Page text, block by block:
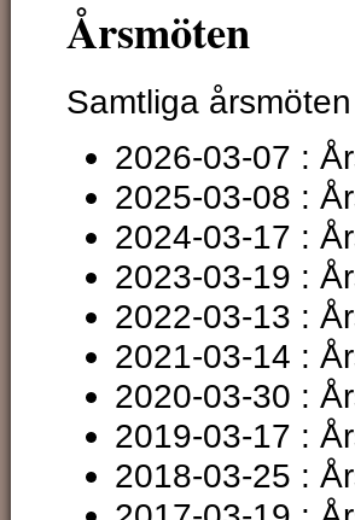
Årsmöten
Samtliga
2026-03-07 :
2025-03-08 :
2024-03-17 :
2023-03-19 :
2022-03-13 :
2021-03-14 :
2020-03-30 :
2019-03-17 :
2018-03-25 :